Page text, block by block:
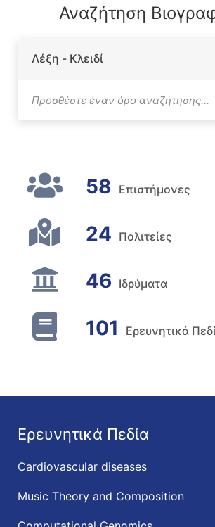
Αναζήτηση
58 Επιστήμονες
24 Πολιτείες
46 Ιδρύματα
101 Ερευνητικά
Ερευνητικά Πεδία
Cardiovascular diseases
Music Theory and Composition